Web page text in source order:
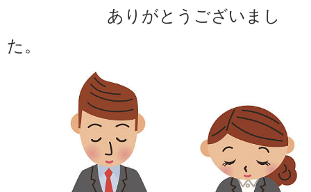
ありがとうございまし
た。